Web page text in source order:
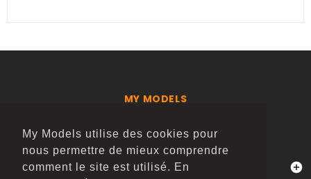
My Models utilise des cookies pour
nous permettre de mieux comprendre
comment le site est utilisé. En
MY MODELS
INFORMATIONS SUR LE MAGASIN 